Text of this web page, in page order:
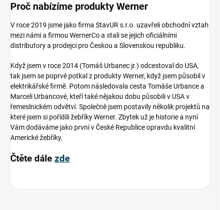
Proč nabízíme produkty Werner
V roce 2019 jsme jako firma StavUR s.r.o. uzavřeli obchodní vztah
mezi námi a firmou WernerCo a stali se jejich oficiálními
distributory a prodejci pro Českou a Slovenskou republiku.
Když jsem v roce 2014 (Tomáš Urbanec jr.) odcestoval do USA,
tak jsem se poprvé potkal z produkty Werner, když jsem působil v
elektrikářské firmě. Potom následovala cesta Tomáše Urbance a
Marceli Urbancové, kteří také nějakou dobu působili v USA v
řemeslnickém odvětví. Společně jsem postavily několik projektů na
které jsem si pořídili žebříky Werner. Zbytek už je historie a nyní
Vám dodáváme jako první v České Republice opravdu kvalitní
Americké žebříky.
Čtěte dále zde